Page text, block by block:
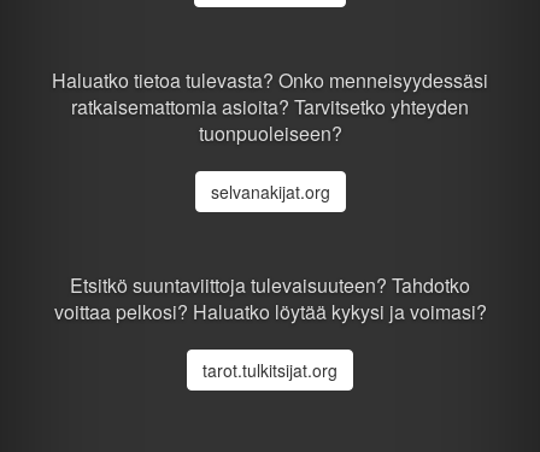
Haluatko tietoa tulevasta? Onko menneisyydessäsi
ratkaisemattomia asioita? Tarvitsetko yhteyden
tuonpuoleiseen?
selvanakijat.org
Etsitkö suuntaviittoja tulevaisuuteen? Tahdotko
voittaa pelkosi? Haluatko löytää kykysi ja voimasi?
tarot.tulkitsijat.org